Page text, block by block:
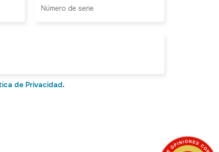
de Privacidad.